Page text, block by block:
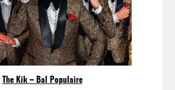
The Kik – Bal Populaire